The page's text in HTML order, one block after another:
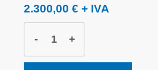
2.300,00 €
- +